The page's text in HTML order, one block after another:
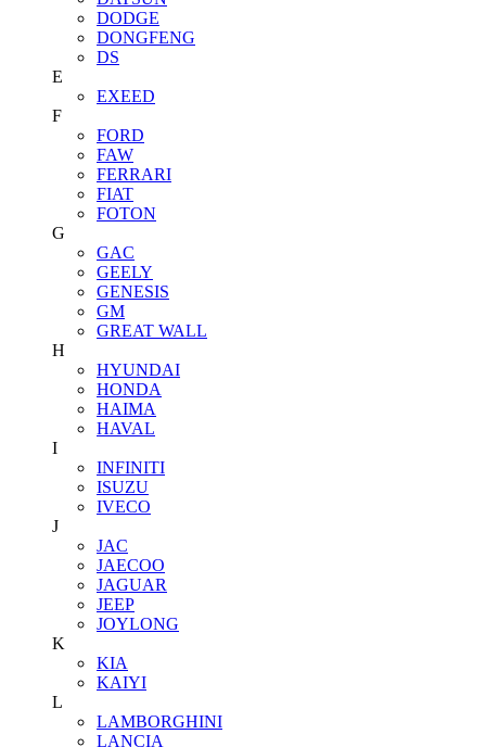
DODGE
DONGFENG
DS
E
EXEED
F
FORD
FAW
FERRARI
FIAT
FOTON
G
GAC
GEELY
GENESIS
GM
GREAT WALL
H
HYUNDAI
HONDA
HAIMA
HAVAL
I
INFINITI
ISUZU
IVECO
J
JAC
JAECOO
JAGUAR
JEEP
JOYLONG
K
KIA
KAIYI
L
LAMBORGHINI
LANCIA